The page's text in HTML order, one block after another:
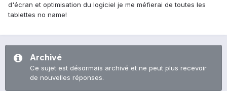
d'écran et optimisation du logiciel je me méfierai de toutes les
tablettes no name!
Archivé
Ce sujet est désormais archivé et ne peut plus recevoir
de nouvelles réponses.